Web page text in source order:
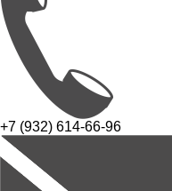
+7 (932) 614-66-96